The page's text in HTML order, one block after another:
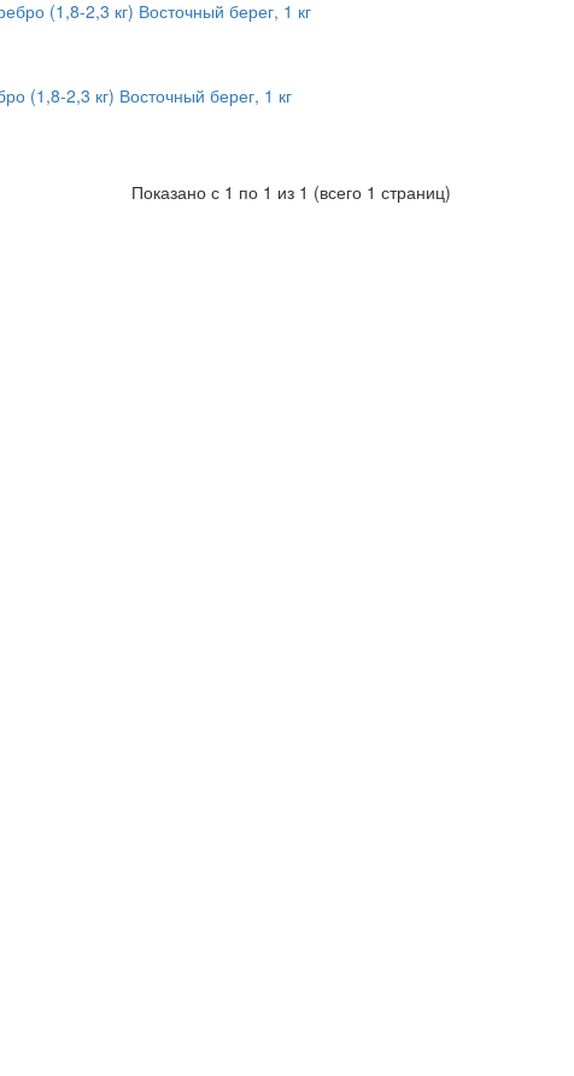
(1,8-2,3 кг) Восточный берег, 1 кг
Показано с 1 по 1 из 1 (всего 1 страниц)